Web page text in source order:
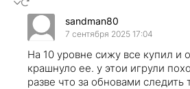
sandman80
7 сентября 2025 17:04
На 10 уровне сижу все купил и
крашнуло ее. у этои игрули
разве что за обновами следить